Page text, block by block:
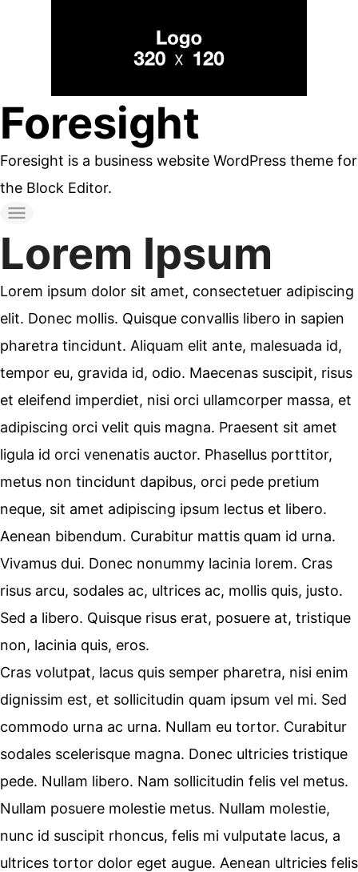
ツ
す
る
Foresight
Foresight is a business website WordPress theme for
the Block Editor.
Lorem Ipsum
Lorem ipsum dolor sit amet, consectetuer adipiscing
elit. Donec mollis. Quisque convallis libero in sapien
pharetra tincidunt. Aliquam elit ante, malesuada id,
tempor eu, gravida id, odio. Maecenas suscipit, risus
et eleifend imperdiet, nisi orci ullamcorper massa, et
adipiscing orci velit quis magna. Praesent sit amet
ligula id orci venenatis auctor. Phasellus porttitor,
metus non tincidunt dapibus, orci pede pretium
neque, sit amet adipiscing ipsum lectus et libero.
Aenean bibendum. Curabitur mattis quam id urna.
Vivamus dui. Donec nonummy lacinia lorem. Cras
risus arcu, sodales ac, ultrices ac, mollis quis, justo.
Sed a libero. Quisque risus erat, posuere at, tristique
non, lacinia quis, eros.
Cras volutpat, lacus quis semper pharetra, nisi enim
dignissim est, et sollicitudin quam ipsum vel mi. Sed
commodo urna ac urna. Nullam eu tortor. Curabitur
sodales scelerisque magna. Donec ultricies tristique
pede. Nullam libero. Nam sollicitudin felis vel metus.
Nullam posuere molestie metus. Nullam molestie,
nunc id suscipit rhoncus, felis mi vulputate lacus, a
ultrices tortor dolor eget augue. Aenean ultricies felis